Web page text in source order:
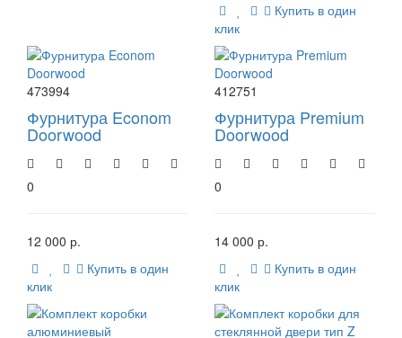
Купить в один
клик
473994
Фурнитура Econom
Doorwood
0
12 000 р.
Купить в один
клик
412751
Фурнитура Premium
Doorwood
0
14 000 р.
Купить в один
клик